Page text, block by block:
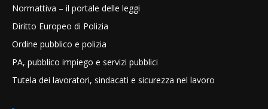
Normattiva – il portale delle leggi
Diritto Europeo di Polizia
Ordine pubblico e polizia
PA, pubblico impiego e servizi pubblici
Tutela dei lavoratori, sindacati e sicurezza nel lavoro